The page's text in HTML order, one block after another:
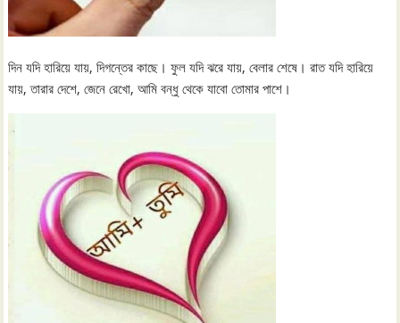
দিন যদি হারিয়ে যায়, দিগন্তের কাছে। ফুল যদি ঝরে যায়, বেলার শেষে। রাত যদি হারিয়ে
যায়, তারার দেশে, জেনে রেখো, আমি বন্ধু থেকে যাবো তোমার পাশে।